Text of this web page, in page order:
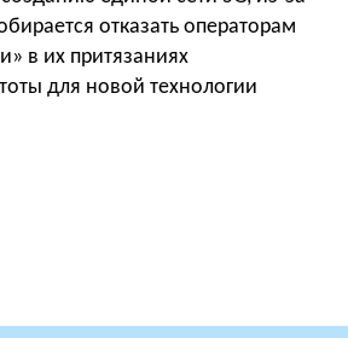
отказать операторам
в их притязаниях
для новой технологии